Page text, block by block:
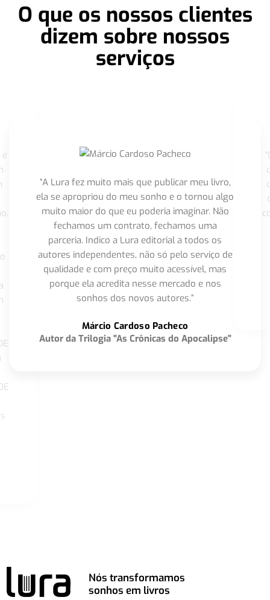
O que os nossos clientes
dizem sobre nossos
serviços
“A Lura fez muito mais que publicar meu livro,
ela se apropriou do meu sonho e o tornou algo
muito maior do que eu poderia imaginar. Não
fechamos um contrato, fechamos uma
parceria. Indico a Lura editorial a todos os
autores independentes, não só pelo serviço de
qualidade e com preço muito acessível, mas
porque ela acredita nesse mercado e nos
sonhos dos novos autores.”
Márcio Cardoso Pacheco
Autor da Trilogia "As Crônicas do Apocalipse"
Nós transformamos
sonhos em livros